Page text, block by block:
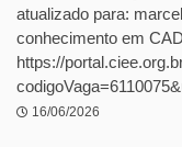
atualizado para:
conhecimento em
https://
16/06/2026